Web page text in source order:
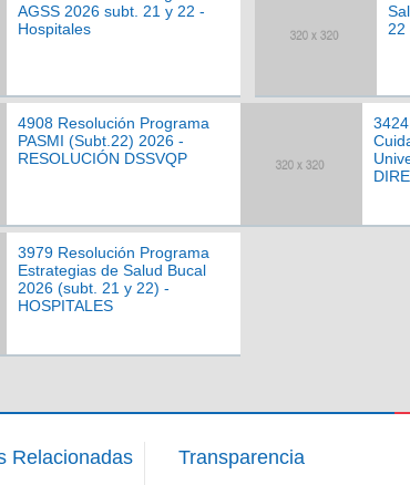
AGSS 2026 subt. 21 y 22 -
Hospitales
22
4908 Resolución Programa
PASMI (Subt.22) 2026 -
RESOLUCIÓN DSSVQP
3979 Resolución Programa
Estrategias de Salud Bucal
2026 (subt. 21 y 22) -
HOSPITALES
Relacionadas
Transparencia